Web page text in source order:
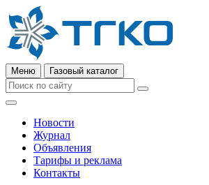
Меню Газовый каталог
Новости
Журнал
Объявления
Тарифы и реклама
Контакты